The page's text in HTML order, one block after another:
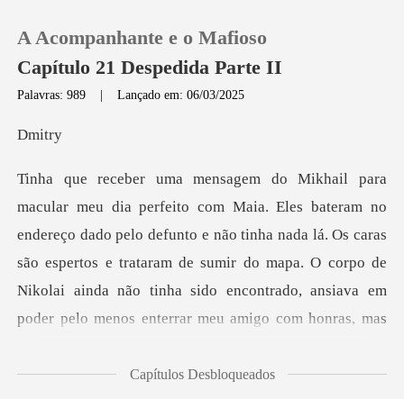
Loja
Histórico
Sair
A Acompanhante e o Mafioso
Capítulo 21 Despedida Parte II
Palavras: 989 |Lançado em: 06/03/2025
it
lo defunto e não tinha nada lá. Os caras
são espertos e trataram de sumir do mapa. O corpo de
Nikolai ainda não ti
Capítulos Desbloqueados